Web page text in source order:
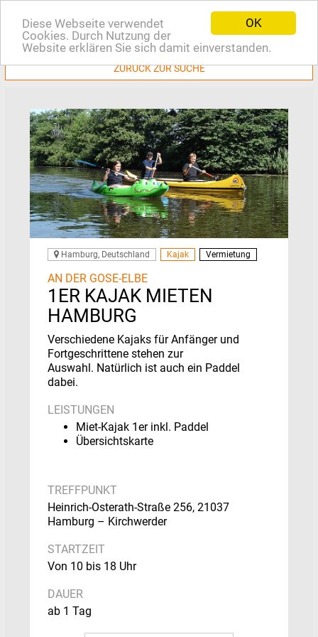
OK
Diese Webseite verwendet
Cookies. Durch Nutzung der
Website erklären Sie sich damit einverstanden.
ZURÜCK ZUR SUCHE
Hamburg, Deutschland Kajak Vermietung
AN DER GOSE-ELBE
1ER KAJAK MIETEN
HAMBURG
Verschiedene Kajaks für Anfänger und
Fortgeschrittene stehen zur
Auswahl. Natürlich ist auch ein Paddel
dabei.
LEISTUNGEN
Miet-Kajak 1er inkl. Paddel
Übersichtskarte
TREFFPUNKT
Heinrich-Osterath-Straße 256, 21037
Hamburg – Kirchwerder
STARTZEIT
Von 10 bis 18 Uhr
DAUER
ab 1 Tag